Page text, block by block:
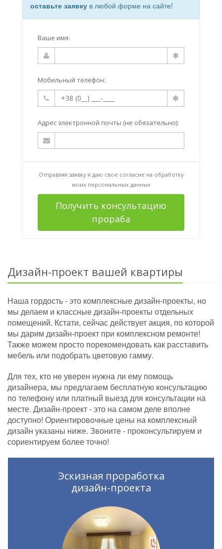
оставьте заявку в любой форме на сайте!
Ваше имя:
Мобильный телефон:
Адрес электронной почты (не обязательно):
Отправляя заявку я даю свое согласие на обработку
моих персональных данных
Получить консультацию
прораба
Дизайн-проект вашей квартиры
Наша гордость - это комплексные дизайн-проекты, но
мы делаем и классные дизайн-проекты отдельных
помещений. Кстати, сейчас действует акция, по которой
мы дарим дизайн-проект при комплексном ремонте!
Также можем просто порекомендовать как расставить
мебель или подобрать цветовую гамму.
Для тех, кто не уверен нужна ли ему помощь
дизайнера, мы предлагаем бесплатную консультацию
по телефону или платный выезд для консультации на
месте. Дизайн-проект - это на самом деле вполне
доступно! Ориентировочные цены на комплексный
дизайн указаны ниже. Звоните - проконсультируем и
сориентируем более точно!
Эскизная проработка
дизайн-проекта